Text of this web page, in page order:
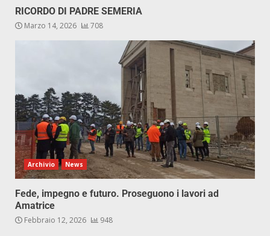
RICORDO DI PADRE SEMERIA
Marzo 14, 2026 708
Archivio News
Fede, impegno e futuro. Proseguono i lavori ad
Amatrice
Febbraio 12, 2026 948